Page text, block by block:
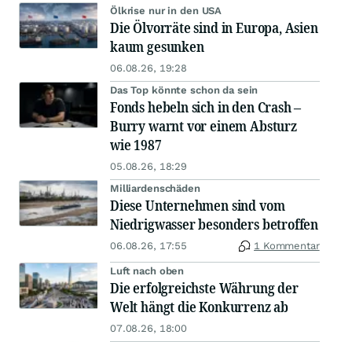
Ölkrise nur in den USA
Die Ölvorräte sind in Europa, Asien
kaum gesunken
06.08.26, 19:28
Das Top könnte schon da sein
Fonds hebeln sich in den Crash –
Burry warnt vor einem Absturz
wie 1987
05.08.26, 18:29
Milliardenschäden
Diese Unternehmen sind vom
Niedrigwasser besonders betroffen
06.08.26, 17:55 1 Kommentar
Luft nach oben
Die erfolgreichste Währung der
Welt hängt die Konkurrenz ab
07.08.26, 18:00